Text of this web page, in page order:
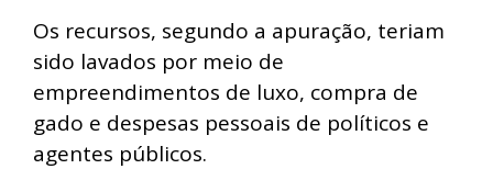
Os recursos, segundo a apuração, teriam
sido lavados por meio de
empreendimentos de luxo, compra de
gado e despesas pessoais de políticos e
agentes públicos.